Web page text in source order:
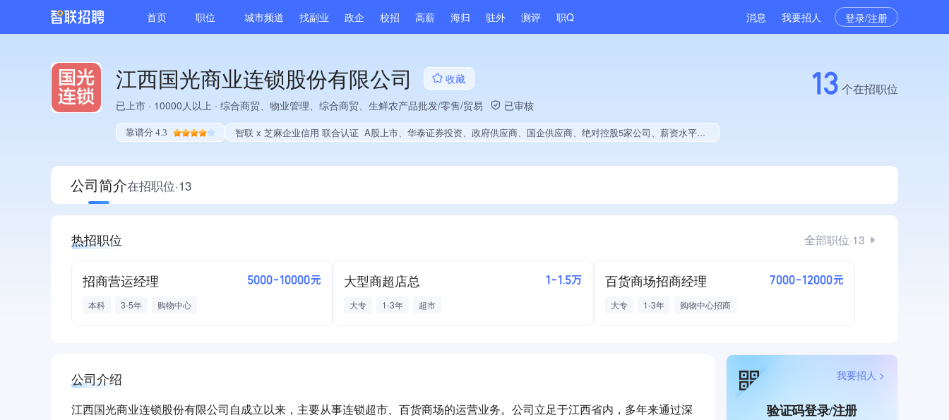
首页 职位 城市频道 找副业 政企 校招 高薪 海归 驻外 测评 职Q 消息 我要招人 登录/注册
江西国光商业连锁股份有限公司
收藏
已上市 · 10000人以上 · 综合商贸、物业管理、综合商贸、生鲜农产品批发/零售/贸易 已审核
靠谱分 4.3 智联 x 芝麻企业信用 联合认证 A股上市、华泰证券投资、政府供应商、国企供应商、绝对控股5家公司、薪资水平全省同行前30%、旗下品牌同行前5%、连续11年A级纳税人、劳动保障诚信A级、多产业布局、拥有自主品牌、经营年限全国同行前5%、集团成员、全市多家直营店、大学生就业贡献、拥有美术作品、美术作品创作量位于同行前30%
13 个在招职位
公司简介在招职位·13
热招职位 全部职位·13
招商营运经理 5000-10000元
本科 3-5年 购物中心
大型商超店总 1-1.5万
大专 1-3年 超市
百货商场招商经理 7000-12000元
大专 1-3年 购物中心招商
公司介绍
江西国光商业连锁股份有限公司自成立以来，主要从事连锁超市、百货商场的运营业务。公司立足于江西省内，多年来通过深
验证码登录/注册
我要招人 >